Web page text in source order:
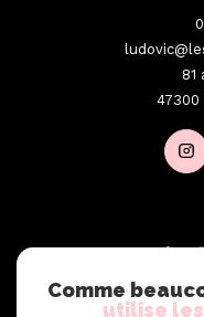
81
47300
Les
Comme
utilise